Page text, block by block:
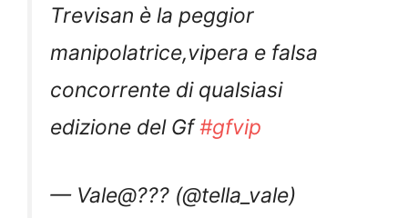
Trevisan è la peggior
manipolatrice,vipera e falsa
concorrente di qualsiasi
edizione del Gf#gfvip
— Vale@?‍?? (@tella_vale)